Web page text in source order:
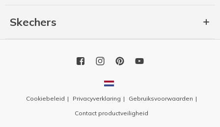
Skechers
Cookiebeleid Privacyverklaring
Gebruiksvoorwaarden
Contact productveiligheid